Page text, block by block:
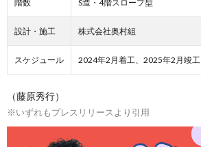
階数 S造・4階スロープ型
設計・施工 株式会社奥村組
スケジュール 2024年2月着工、2025年2月竣工
（藤原秀行）
※いずれもプレスリリースより引用